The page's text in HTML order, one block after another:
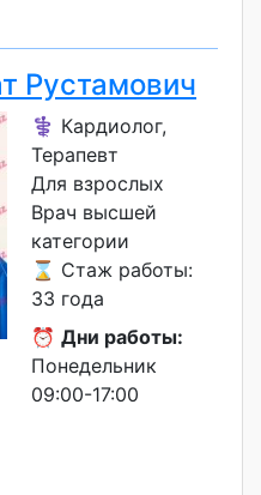
Рустамович
⚕️ Кардиолог,
Терапевт
Для взрослых
Врач высшей
категории
⌛ Стаж работы:
33 года
⏰ Дни работы:
Понедельник
09:00-17:00